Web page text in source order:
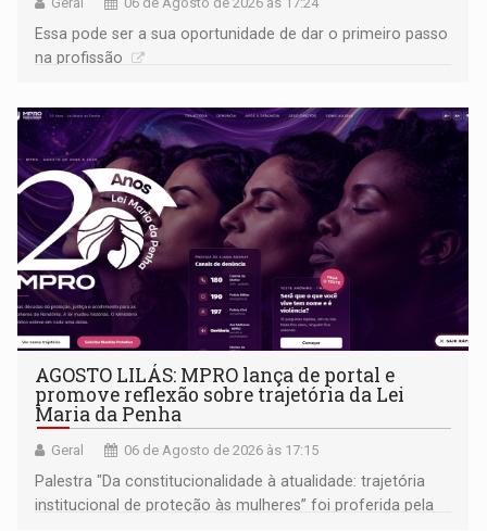
Essa pode ser a sua oportunidade de dar o primeiro passo
na profissão
AGOSTO LILÁS: MPRO lança de portal e
promove reflexão sobre trajetória da Lei
Maria da Penha
Geral 06 de Agosto de 2026 às 17:15
Palestra "Da constitucionalidade à atualidade: trajetória
institucional de proteção às mulheres” foi proferida pela